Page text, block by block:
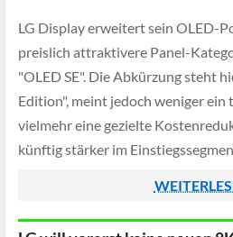
LG Display erweitert sein OLED-
preislich attraktivere Panel-
"OLED SE". Die Abkürzung steht
Edition", meint jedoch weniger ein
vielmehr eine gezielte
künftig stärker im
Alternative zu günstigen […]